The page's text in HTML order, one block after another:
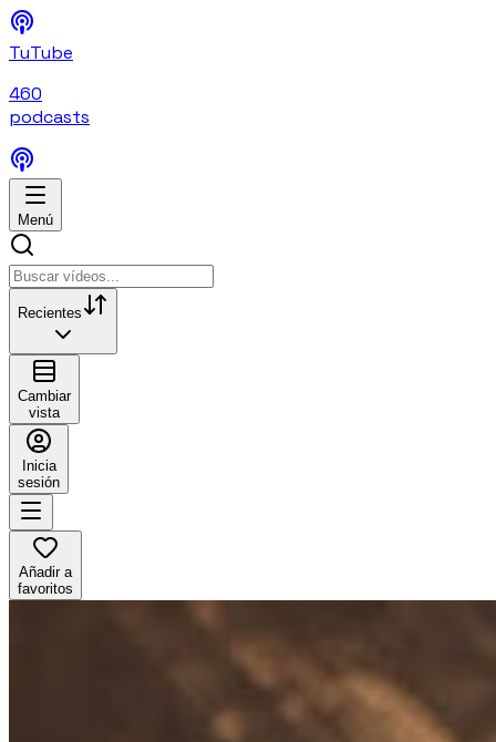
TuTube
460
podcasts
Menú
Recientes
Cambiar
vista
Inicia
sesión
Añadir a
favoritos